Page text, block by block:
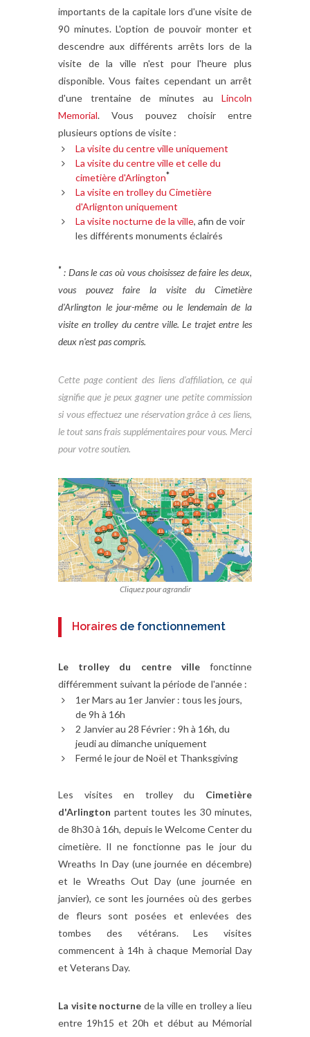
importants de la capitale lors d'une visite de
90 minutes. L'option de pouvoir monter et
descendre aux différents arrêts lors de la
visite de la ville n'est pour l'heure plus
disponible. Vous faites cependant un arrêt
d'une trentaine de minutes au Lincoln
Memorial. Vous pouvez choisir entre
plusieurs options de visite :
La visite du centre ville uniquement
La visite du centre ville et celle du
cimetière d'Arlington*
La visite en trolley du Cimetière
d'Arlignton uniquement
La visite nocturne de la ville, afin de voir
les différents monuments éclairés
* : Dans le cas où vous choisissez de faire les deux,
vous pouvez faire la visite du Cimetière
d'Arlington le jour-même ou le lendemain de la
visite en trolley du centre ville. Le trajet entre les
deux n'est pas compris.
Cette page contient des liens d'affiliation, ce qui
signifie que je peux gagner une petite commission
si vous effectuez une réservation grâce à ces liens,
le tout sans frais supplémentaires pour vous. Merci
pour votre soutien.
Cliquez pour agrandir
Horaires de fonctionnement
Le trolley du centre villefonctinne
différemment suivant la période de l'année :
1er Mars au 1er Janvier : tous les jours,
de 9h à 16h
2 Janvier au 28 Février : 9h à 16h, du
jeudi au dimanche uniquement
Fermé le jour de Noël et Thanksgiving
Les visites en trolley du Cimetière
d'Arlington partent toutes les 30 minutes,
de 8h30 à 16h, depuis le Welcome Center du
cimetière. Il ne fonctionne pas le jour du
Wreaths In Day (une journée en décembre)
et le Wreaths Out Day (une journée en
janvier), ce sont les journées où des gerbes
de fleurs sont posées et enlevées des
tombes des vétérans. Les visites
commencent à 14h à chaque Memorial Day
et Veterans Day.
La visite nocturne de la ville en trolley a lieu
entre 19h15 et 20h et début au Mémorial